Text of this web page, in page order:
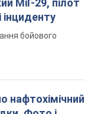
МіГ-29, пілот
інциденту
бойового
нафтохімічний